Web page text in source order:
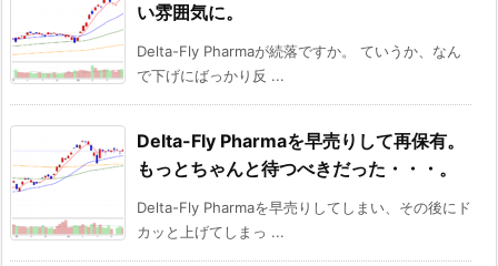
い雰囲気に。
Delta-Fly Pharmaが続落ですか。 ていうか、なん
で下げにばっかり反 ...
Delta-Fly Pharmaを早売りして再保有。
もっとちゃんと待つべきだった・・・。
Delta-Fly Pharmaを早売りしてしまい、その後にド
カッと上げてしまっ ...